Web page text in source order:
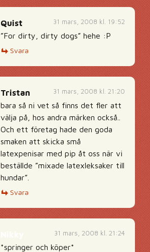
31 mars, 2008 kl. 19:52
Quist
”For dirty, dirty dogs” hehe :P
Svara
31 mars, 2008 kl. 21:20
Tristan
bara så ni vet så finns det fler att
välja på, hos andra märken också..
Och ett företag hade den goda
smaken att skicka små
latexpenisar med pip åt oss när vi
beställde ”mixade latexleksaker till
hundar”.
Svara
31 mars, 2008 kl. 21:24
*springer och köper*